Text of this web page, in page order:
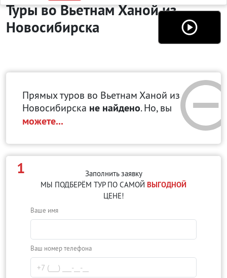
Туры во Вьетнам Ханойиз
Новосибирска
Прямых туров во Вьетнам Ханой из
Новосибирска не найдено. Но, вы
можете...
1
Заполнить заявку
МЫ ПОДБЕРЁМ ТУР ПО САМОЙ ВЫГОДНОЙ
ЦЕНЕ!
Ваше имя
Ваш номер телефона